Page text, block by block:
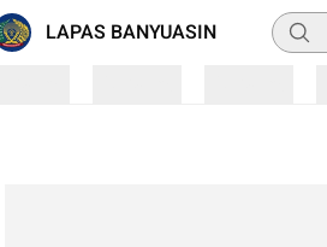
LAPAS BANYUASIN